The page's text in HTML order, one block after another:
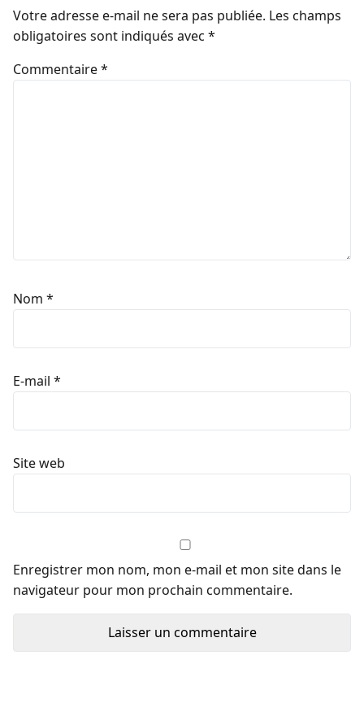
Votre adresse e-mail ne sera pas publiée. Les champs
obligatoires sont indiqués avec *
Commentaire*
Nom *
E-mail *
Site web
Enregistrer mon nom, mon e-mail et mon site dans le
navigateur pour mon prochain commentaire.